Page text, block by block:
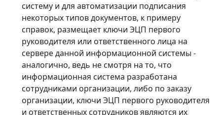
систему и для автоматизации подписания
некоторых типов документов, к примеру
справок, размещает ключи ЭЦП первого
руководителя или ответственного лица на
сервере данной информационной системы -
аналогично, ведь не смотря на то, что
информационная система разработана
сотрудниками организации, либо по заказу
организации, ключи ЭЦП первого руководителя
и ответственных сотрудников являются их